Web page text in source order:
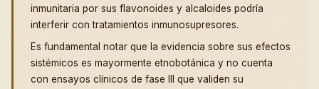
inmunitaria por sus flavonoides y alcaloides podría
interferir con tratamientos inmunosupresores.
Es fundamental notar que la evidencia sobre sus efectos
sistémicos es mayormente etnobotánica y no cuenta
con ensayos clínicos de fase III que validen su